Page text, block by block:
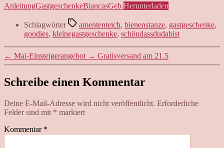
AnleitungGastgeschenkeBiancasGeb.Herunterladen
Schlagwörter amententeich, bienenstanze, gastgeschenke,
goodies, kleinegastgeschenke, schöndassdudabist
← Mai-Einsteigerangebot → Gratisversand am 21.5
Schreibe einen Kommentar
Deine E-Mail-Adresse wird nicht veröffentlicht. Erforderliche
Felder sind mit * markiert
Kommentar *